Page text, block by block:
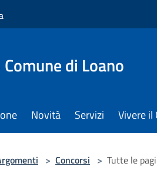
Comune di Loano
Novità Servizi Vivere il
> Concorsi > Tutte le